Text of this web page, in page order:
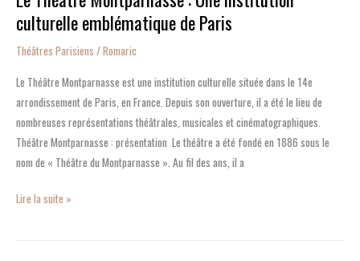
culturelle emblématique de Paris
Théâtres Parisiens /Romaric
Le Théâtre Montparnasse est une institution culturelle située dans le 14e
arrondissement de Paris, en France. Depuis son ouverture, il a été le lieu de
nombreuses représentations théâtrales, musicales et cinématographiques.
Théâtre Montparnasse : présentation Le théâtre a été fondé en 1886 sous le
nom de « Théâtre du Montparnasse ». Au fil des ans, il a
Lire la suite »